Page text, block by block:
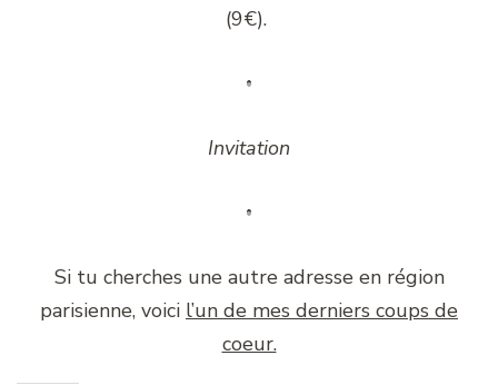
(9€).
Invitation
Si tu cherches une autre adresse en région
parisienne, voici l’un de mes derniers coups de
coeur.